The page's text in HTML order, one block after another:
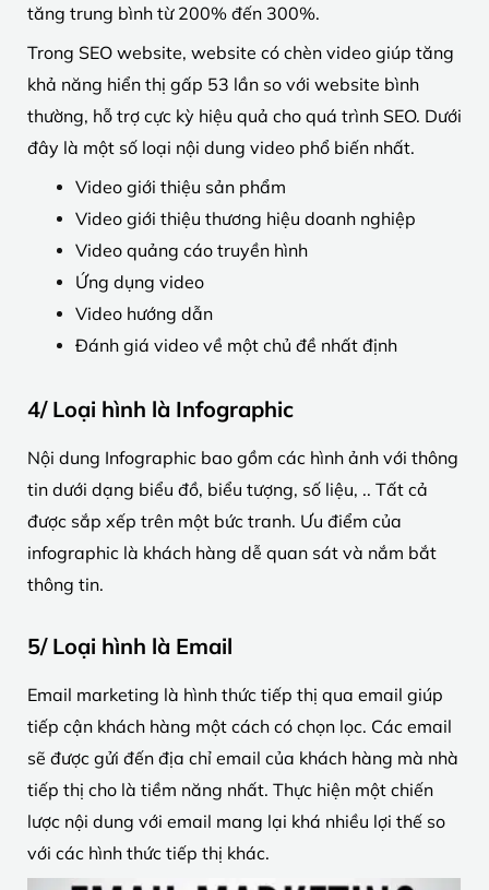
tăng trung bình từ 200% đến 300%.
Trong SEO website, website có chèn video giúp tăng
khả năng hiển thị gấp 53 lần so với website bình
thường, hỗ trợ cực kỳ hiệu quả cho quá trình SEO. Dưới
đây là một số loại nội dung video phổ biến nhất.
Video giới thiệu sản phẩm
Video giới thiệu thương hiệu doanh nghiệp
Video quảng cáo truyền hình
Ứng dụng video
Video hướng dẫn
Đánh giá video về một chủ đề nhất định
4/ Loại hình là Infographic
Nội dung Infographic bao gồm các hình ảnh với thông
tin dưới dạng biểu đồ, biểu tượng, số liệu, .. Tất cả
được sắp xếp trên một bức tranh. Ưu điểm của
infographic là khách hàng dễ quan sát và nắm bắt
thông tin.
5/ Loại hình là Email
Email marketing là hình thức tiếp thị qua email giúp
tiếp cận khách hàng một cách có chọn lọc. Các email
sẽ được gửi đến địa chỉ email của khách hàng mà nhà
tiếp thị cho là tiềm năng nhất. Thực hiện một chiến
lược nội dung với email mang lại khá nhiều lợi thế so
với các hình thức tiếp thị khác.